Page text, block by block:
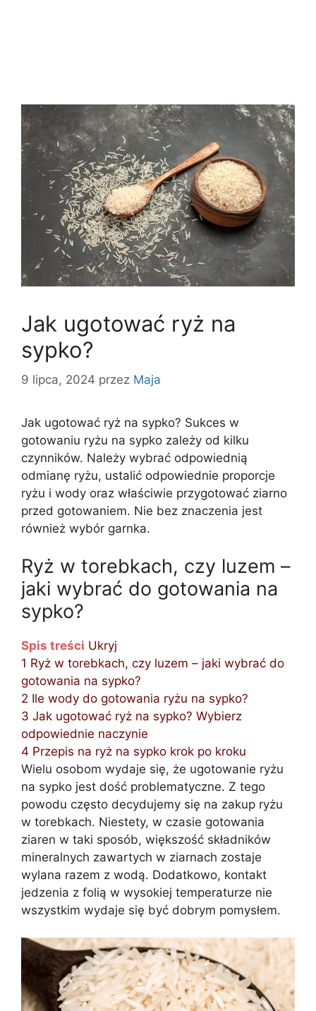
Jak ugotować ryż na
sypko?
9 lipca, 2024 przez Maja
Jak ugotować ryż na sypko? Sukces w
gotowaniu ryżu na sypko zależy od kilku
czynników. Należy wybrać odpowiednią
odmianę ryżu, ustalić odpowiednie proporcje
ryżu i wody oraz właściwie przygotować ziarno
przed gotowaniem. Nie bez znaczenia jest
również wybór garnka.
Ryż w torebkach, czy luzem –
jaki wybrać do gotowania na
sypko?
Spis treści Ukryj
1 Ryż w torebkach, czy luzem – jaki wybrać do
gotowania na sypko?
2 Ile wody do gotowania ryżu na sypko?
3 Jak ugotować ryż na sypko? Wybierz
odpowiednie naczynie
4 Przepis na ryż na sypko krok po kroku
Wielu osobom wydaje się, że ugotowanie ryżu
na sypko jest dość problematyczne. Z tego
powodu często decydujemy się na zakup ryżu
w torebkach. Niestety, w czasie gotowania
ziaren w taki sposób, większość składników
mineralnych zawartych w ziarnach zostaje
wylana razem z wodą. Dodatkowo, kontakt
jedzenia z folią w wysokiej temperaturze nie
wszystkim wydaje się być dobrym pomysłem.